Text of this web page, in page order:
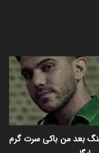
بعد من باکی سرت گرم